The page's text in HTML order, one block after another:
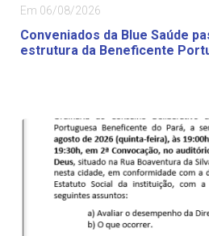
Em 06/08/2026
Conveniados da Blue Saúde
estrutura da Beneficente